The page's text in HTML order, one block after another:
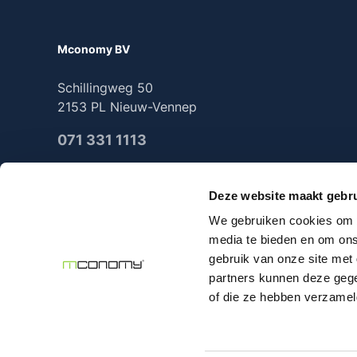
Deze website maakt
We gebruiken cookies
media te bieden en om
gebruik van onze site
partners kunnen deze
of die ze hebben
Mconomy BV
Schillingweg 50
2153 PL Nieuw-Vennep
071 331 1113
2025 Mconomy all rights reserved